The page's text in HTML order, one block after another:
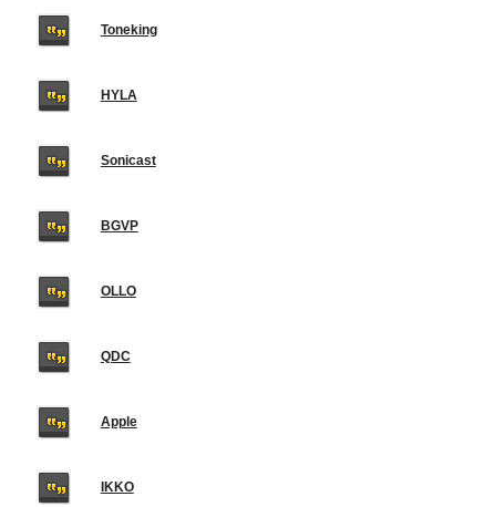
Toneking
HYLA
Sonicast
BGVP
OLLO
QDC
Apple
IKKO